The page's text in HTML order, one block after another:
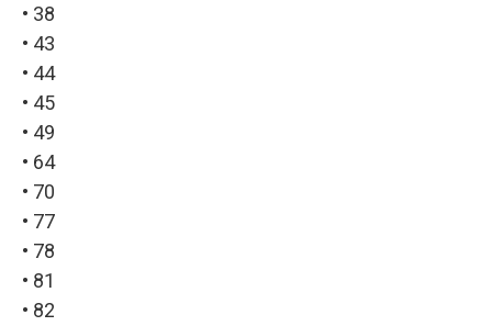
• 38
• 43
• 44
• 45
• 49
• 64
• 70
• 77
• 78
• 81
• 82